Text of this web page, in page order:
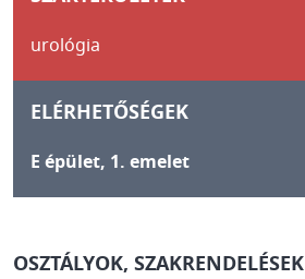
urológia
ELÉRHETŐSÉGEK
E épület, 1. emelet
OSZTÁLYOK, SZAKRENDELÉSEK